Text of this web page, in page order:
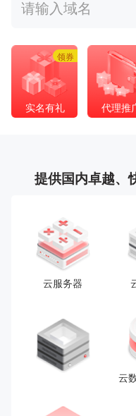
领券
实名有礼 代理推
提供国内卓越、
云服务器
云